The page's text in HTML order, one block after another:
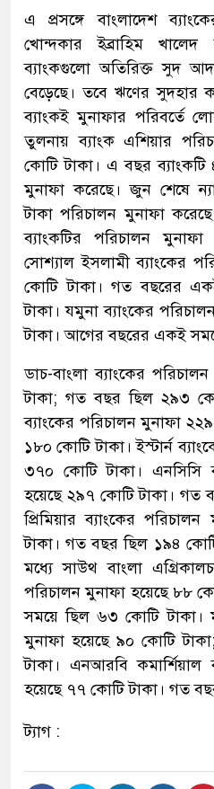
এ প্রসঙ্গে বাংলাদেশ
খোন্দকার ইব্রাহিম
ব্যাংকগুলো অতিরিক্ত সুদ
বেড়েছে। তবে ঋণের সুদহার
ব্যাংকই মুনাফার পরিবর্তে
তুলনায় ব্যাংক এশিয়ার
কোটি টাকা। এ বছর
মুনাফা করেছে। জুন শেষে
টাকা পরিচালন মুনাফা
ব্যাংকটির পরিচালন
সোশ্যাল ইসলামী ব্যাংকের
কোটি টাকা। গত বছরের
টাকা। যমুনা ব্যাংকের
টাকা। আগের বছরের একই
ডাচ-বাংলা ব্যাংকের
টাকা; গত বছর ছিল ২৯৩
ব্যাংকের পরিচালন মুনাফা
১৮০ কোটি টাকা। ইস্টার্ন
৩৭০ কোটি টাকা। এনসিসি
হয়েছে ২৯৭ কোটি টাকা। গত
প্রিমিয়ার ব্যাংকের
টাকা। গত বছর ছিল ১৯৪
মধ্যে সাউথ বাংলা
পরিচালন মুনাফা হয়েছে ৮৮
সময়ে ছিল ৬৩ কোটি টাকা।
মুনাফা হয়েছে ৯০ কোটি
টাকা। এনআরবি কমার্শিয়াল
হয়েছে ৭৭ কোটি টাকা। গত
ট্যাগ :